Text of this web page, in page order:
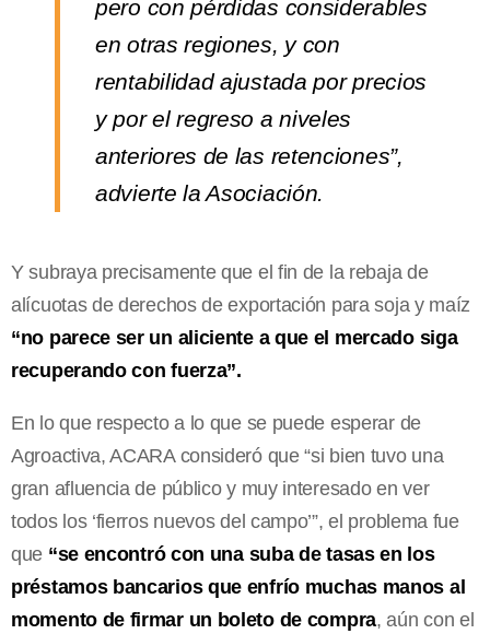
pero con pérdidas considerables
en otras regiones, y con
rentabilidad ajustada por precios
y por el regreso a niveles
anteriores de las retenciones”,
advierte la Asociación.
Y subraya precisamente que el fin de la rebaja de
alícuotas de derechos de exportación para soja y maíz
“no parece ser un aliciente a que el mercado siga
recuperando con fuerza”.
En lo que respecto a lo que se puede esperar de
Agroactiva, ACARA consideró que “si bien tuvo una
gran afluencia de público y muy interesado en ver
todos los ‘fierros nuevos del campo’”, el problema fue
que “se encontró con una suba de tasas en los
préstamos bancarios que enfrío muchas manos al
momento de firmar un boleto de compra, aún con el